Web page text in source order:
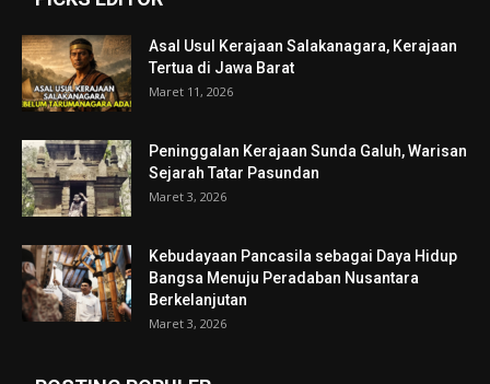
Asal Usul Kerajaan Salakanagara, Kerajaan
Tertua di Jawa Barat
Maret 11, 2026
Peninggalan Kerajaan Sunda Galuh, Warisan
Sejarah Tatar Pasundan
Maret 3, 2026
Kebudayaan Pancasila sebagai Daya Hidup
Bangsa Menuju Peradaban Nusantara
Berkelanjutan
Maret 3, 2026